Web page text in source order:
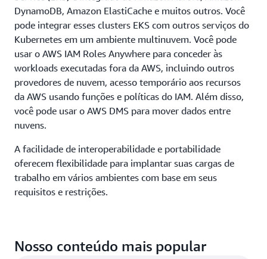
DynamoDB, Amazon ElastiCache e muitos outros. Você
pode integrar esses clusters EKS com outros serviços do
Kubernetes em um ambiente multinuvem. Você pode
usar o AWS IAM Roles Anywhere para conceder às
workloads executadas fora da AWS, incluindo outros
provedores de nuvem, acesso temporário aos recursos
da AWS usando funções e políticas do IAM. Além disso,
você pode usar o AWS DMS para mover dados entre
nuvens.
A facilidade de interoperabilidade e portabilidade
oferecem flexibilidade para implantar suas cargas de
trabalho em vários ambientes com base em seus
requisitos e restrições.
Nosso conteúdo mais popular